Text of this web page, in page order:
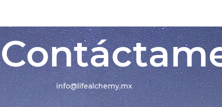
info@lifealchemy.mx